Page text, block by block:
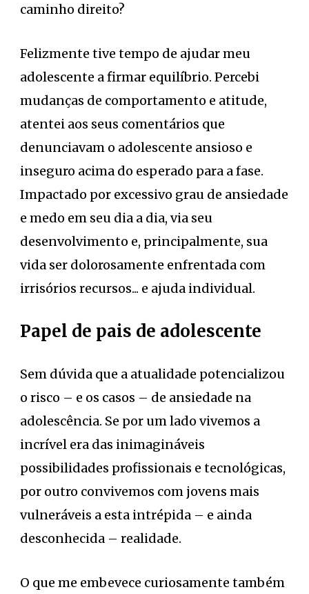
caminho direito?
Felizmente tive tempo de ajudar meu
adolescente a firmar equilíbrio. Percebi
mudanças de comportamento e atitude,
atentei aos seus comentários que
denunciavam o adolescente ansioso e
inseguro acima do esperado para a fase.
Impactado por excessivo grau de ansiedade
e medo em seu dia a dia, via seu
desenvolvimento e, principalmente, sua
vida ser dolorosamente enfrentada com
irrisórios recursos... e ajuda individual.
Papel de pais de adolescente
Sem dúvida que a atualidade potencializou
o risco – e os casos – de ansiedade na
adolescência. Se por um lado vivemos a
incrível era das inimagináveis
possibilidades profissionais e tecnológicas,
por outro convivemos com jovens mais
vulneráveis a esta intrépida – e ainda
desconhecida – realidade.
O que me embevece curiosamente também